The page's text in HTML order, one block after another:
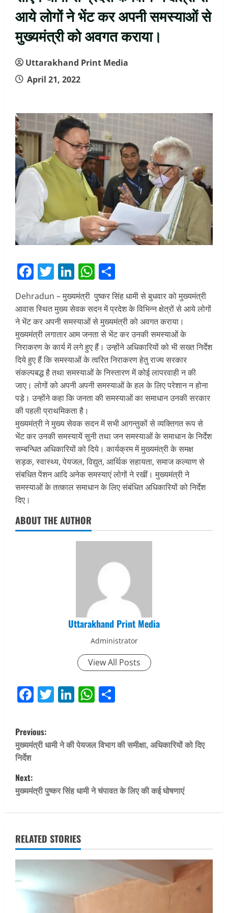
आये लोगों ने भेंट कर अपनी समस्याओं से
मुख्यमंत्री को अवगत कराया।
Uttarakhand Print Media
April 21, 2022
Facebook
Twitter
LinkedIn
WhatsApp
Dehradun – मुख्यमंत्री पुष्कर सिंह धामी से बुधवार को मुख्यमंत्री
आवास स्थित मुख्य सेवक सदन में प्रदेश के विभिन्न क्षेत्रों से आये लोगों
ने भेंट कर अपनी समस्याओं से मुख्यमंत्री को अवगत कराया।
मुख्यमंत्री लगातार आम जनता से भेंट कर उनकी समस्याओं के
निराकरण के कार्य में लगे हुए हैं। उन्होंने अधिकारियों को भी सख्त निर्देश
दिये हुए हैं कि समस्याओं के त्वरित निराकरण हेतु राज्य सरकार
संकल्पबद्ध है तथा समस्याओं के निस्तारण में कोई लापरवाही न की
जाए। लोगों को अपनी अपनी समस्याओं के हल के लिए परेशान न होना
पड़े। उन्होंने कहा कि जनता की समस्याओं का समाधान उनकी सरकार
की पहली प्राथमिकता है।
मुख्यमंत्री ने मुख्य सेवक सदन में सभी आगन्तुकों से व्यक्तिगत रूप से
भेंट कर उनकी समस्यायें सुनी तथा जन समस्याओं के समाधान के निर्देश
सम्बन्धित अधिकारियों को दिये। कार्यक्रम में मुख्यमंत्री के समक्ष
सड़क, स्वास्थ्य, पेयजल, विद्युत, आर्थिक सहायता, समाज कल्याण से
संबधित पेंशन आदि अनेक समस्याएं लोगों ने रखीं। मुख्यमंत्री ने
समस्याओं के तत्काल समाधान के लिए संबंधित अधिकारियों को निर्देश
दिए।
ABOUT THE AUTHOR
Uttarakhand Print Media
Administrator
View All Posts
Facebook
Twitter
LinkedIn
WhatsApp
P
o
s
t
a
v
i
g
Previous:
मुख्यमंत्री धामी ने की पेयजल विभाग की समीक्षा, अधिकारियों को दिए
निर्देश
Next:
मुख्यमंत्री पुष्कर सिंह धामी ने चंपावत के लिए की कई घोषणाएं
RELATED STORIES